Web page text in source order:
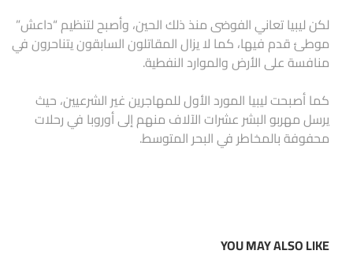
لكن ليبيا تعاني الفوضى منذ ذلك الحين، وأصبح لتنظيم “داعش”
موطئ قدم فيها، كما لا يزال المقاتلون السابقون يتناحرون في
منافسة على الأرض والموارد النفطية.
كما أصبحت ليبيا المورد الأول للمهاجرين غير الشرعيين، حيث
يرسل مهربو البشر عشرات الآلاف منهم إلى أوروبا في رحلات
محفوفة بالمخاطر في البحر المتوسط.
YOU MAY ALSO LIKE